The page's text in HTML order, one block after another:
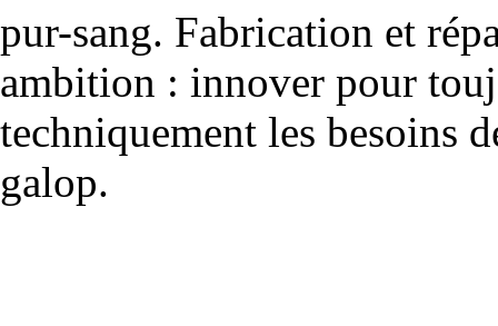
pur-sang. Fabrication et
ambition : innover pour
techniquement les besoins
galop.